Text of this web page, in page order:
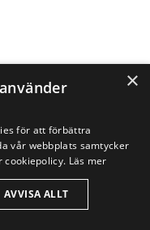
×
för att förbättra
vår webbplats samtycker
cookiepolicy. Läs mer
AVVISA ALLT